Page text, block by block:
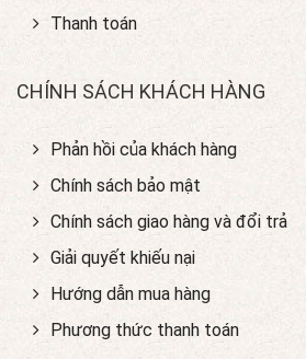
Thanh toán
CHÍNH SÁCH KHÁCH HÀNG
Phản hồi của khách hàng
Chính sách bảo mật
Chính sách giao hàng và đổi trả
Giải quyết khiếu nại
Hướng dẫn mua hàng
Phương thức thanh toán